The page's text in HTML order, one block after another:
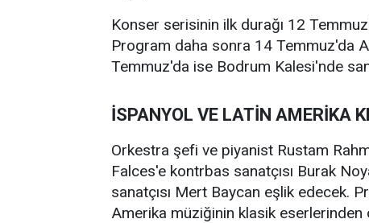
Konser serisinin ilk durağı 12
Program daha sonra 14 Temmuz'da
Temmuz'da ise Bodrum Kalesi'nde
İSPANYOL VE LATİN AMERİKA
Orkestra şefi ve piyanist Rustam
Falces'e kontrbas sanatçısı Burak
sanatçısı Mert Baycan eşlik edecek.
Amerika müziğinin klasik